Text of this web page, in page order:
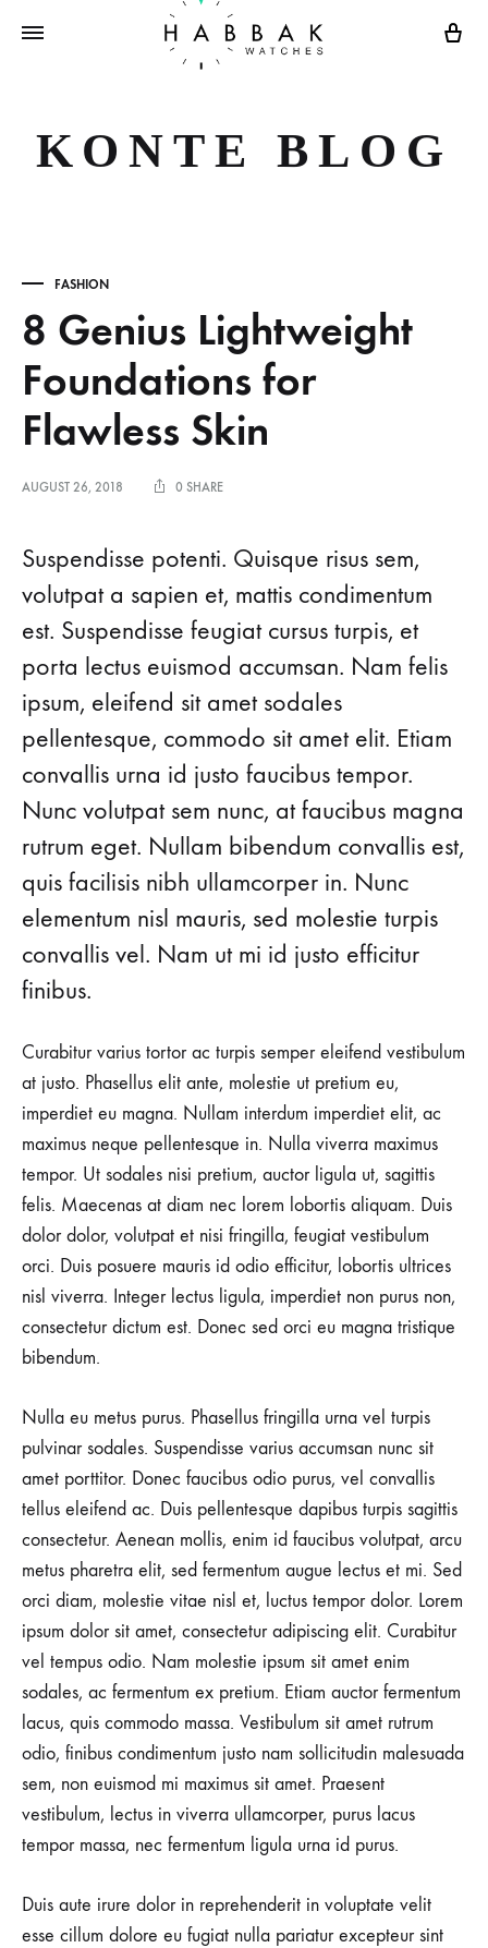
KONTE BLOG
FASHION
8 Genius Lightweight
Foundations for
Flawless Skin
AUGUST 26, 2018 0 SHARE
Suspendisse potenti. Quisque risus sem,
volutpat a sapien et, mattis condimentum
est. Suspendisse feugiat cursus turpis, et
porta lectus euismod accumsan. Nam felis
ipsum, eleifend sit amet sodales
pellentesque, commodo sit amet elit. Etiam
convallis urna id justo faucibus tempor.
Nunc volutpat sem nunc, at faucibus magna
rutrum eget. Nullam bibendum convallis est,
quis facilisis nibh ullamcorper in. Nunc
elementum nisl mauris, sed molestie turpis
convallis vel. Nam ut mi id justo efficitur
finibus.
Curabitur varius tortor ac turpis semper eleifend vestibulum
at justo. Phasellus elit ante, molestie ut pretium eu,
imperdiet eu magna. Nullam interdum imperdiet elit, ac
maximus neque pellentesque in. Nulla viverra maximus
tempor. Ut sodales nisi pretium, auctor ligula ut, sagittis
felis. Maecenas at diam nec lorem lobortis aliquam. Duis
dolor dolor, volutpat et nisi fringilla, feugiat vestibulum
orci. Duis posuere mauris id odio efficitur, lobortis ultrices
nisl viverra. Integer lectus ligula, imperdiet non purus non,
consectetur dictum est. Donec sed orci eu magna tristique
bibendum.
Nulla eu metus purus. Phasellus fringilla urna vel turpis
pulvinar sodales. Suspendisse varius accumsan nunc sit
amet porttitor. Donec faucibus odio purus, vel convallis
tellus eleifend ac. Duis pellentesque dapibus turpis sagittis
consectetur. Aenean mollis, enim id faucibus volutpat, arcu
metus pharetra elit, sed fermentum augue lectus et mi. Sed
orci diam, molestie vitae nisl et, luctus tempor dolor. Lorem
ipsum dolor sit amet, consectetur adipiscing elit. Curabitur
vel tempus odio. Nam molestie ipsum sit amet enim
sodales, ac fermentum ex pretium. Etiam auctor fermentum
lacus, quis commodo massa. Vestibulum sit amet rutrum
odio, finibus condimentum justo nam sollicitudin malesuada
sem, non euismod mi maximus sit amet. Praesent
vestibulum, lectus in viverra ullamcorper, purus lacus
tempor massa, nec fermentum ligula urna id purus.
Duis aute irure dolor in reprehenderit in voluptate velit
esse cillum dolore eu fugiat nulla pariatur excepteur sint